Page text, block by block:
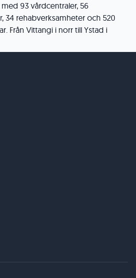
93 vårdcentraler, 56
34 rehabverksamheter och 520
Från Vittangi i norr till Ystad i